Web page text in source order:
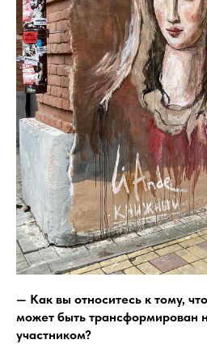
— Как вы относитесь к тому,
может быть трансформирован
участником?